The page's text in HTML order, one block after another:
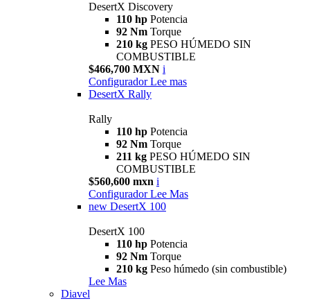
DesertX Discovery
110 hp Potencia
92 Nm Torque
210 kg PESO HÚMEDO SIN
COMBUSTIBLE
$466,700 MXN i
Configurador Lee mas
DesertX Rally
Rally
110 hp Potencia
92 Nm Torque
211 kg PESO HÚMEDO SIN
COMBUSTIBLE
$560,600 mxn i
Configurador Lee Mas
new DesertX 100
DesertX 100
110 hp Potencia
92 Nm Torque
210 kg Peso húmedo (sin combustible)
Lee Mas
Diavel